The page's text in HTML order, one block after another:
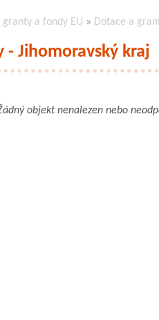
granty a fondy EU » Dotace a
- Jihomoravský kraj
objekt nenalezen nebo